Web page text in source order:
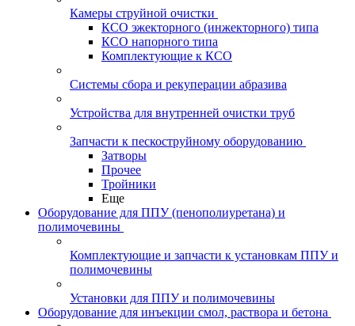
Камеры струйной очистки
КСО эжекторного (инжекторного) типа
КСО напорного типа
Комплектующие к КСО
Системы сбора и рекуперации абразива
Устройства для внутренней очистки труб
Запчасти к пескоструйному оборудованию
Затворы
Прочее
Тройники
Еще
Оборудование для ППУ (пенополиуретана) и
полимочевины
Комплектующие и запчасти к установкам ППУ и
полимочевины
Установки для ППУ и полимочевины
Оборудование для инъекции смол, раствора и бетона